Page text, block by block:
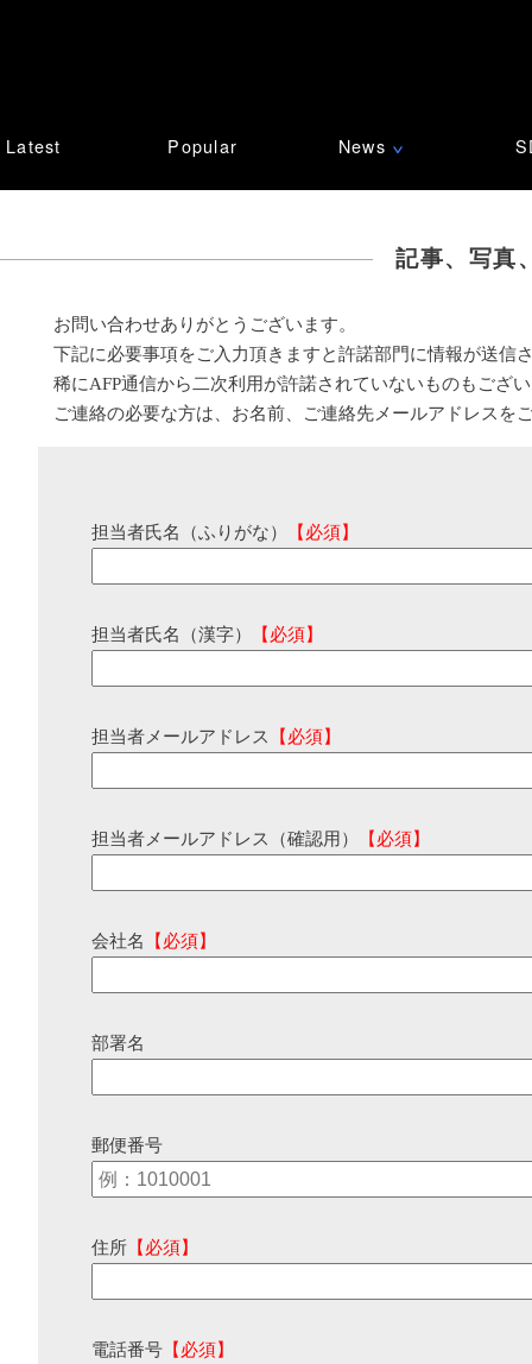
Latest Popular News ∨
記事、写真
お問い合わせありがとうございます。
下記に必要事項をご入力頂きますと許諾部門に情報が送信
稀にAFP通信から二次利用が許諾されていないものもござ
ご連絡の必要な方は、お名前、ご連絡先メールアドレスを
担当者氏名（ふりがな） 【必須】
担当者氏名（漢字） 【必須】
担当者メールアドレス 【必須】
担当者メールアドレス（確認用） 【必須】
会社名 【必須】
部署名
郵便番号
住所 【必須】
電話番号 【必須】